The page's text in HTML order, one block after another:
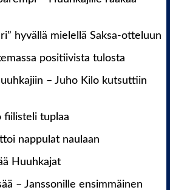
hyvällä mielellä Saksa-otteluun
positiivista tulosta
– Juho Kilo kutsuttiin
fiilisteli tuplaa
nappulat naulaan
Huuhkajat
– Janssonille ensimmäinen